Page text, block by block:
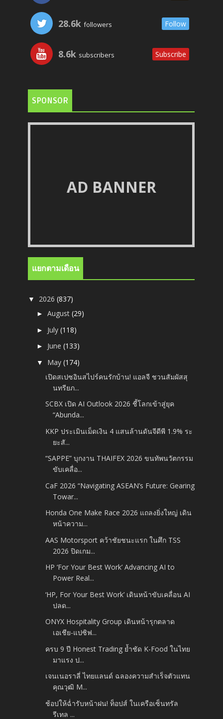
28.6k followers Follow
8.6k subscribers Subscribe
SPONSOR
AD BANNER
แยกตามเดือน
▼ 2026(837)
►August(29)
► July(118)
► June(133)
▼ May(174)
เปิดสเปซอินสไปร์คนรักบ้าน! แอลจี ชวนสัมผัสสุ
นทรียภ...
SCBX เปิด AI Outlook 2026 ชี้โลกเข้าสู่ยุค
“Abunda...
KKP ประเมินเม็ดเงิน 4 แสนล้านดันจีดีพี 1.9% ระ
ยะสั...
“SAPPE” บุกงาน THAIFEX 2026 ขนทัพนวัตกรรม
ขับเคลื่อ...
CaF 2026 “Navigating ASEAN’s Future: Gearing
Towar...
Honda One Make Race 2026 แถลงยิ่งใหญ่ เดิน
หน้าความ...
AAS Motorsport คว้าชัยชนะแรก ในศึก TSS
2026 ปิดเกม...
HP ‘For Your Best Work’ Advancing AI to
Power Real...
‘HP, For Your Best Work’ เดินหน้าขับเคลื่อน AI
ปลด...
ONYX Hospitality Group เดินหน้ารุกตลาด
เอเชีย-แปซิฟ...
ครบ 9 ปี Honest Trading ย้ำชัด K-Food ในไทย
มาแรง ป...
เจนเนอราลี่ ไทยแลนด์ ฉลองความสำเร็จตัวแทน
คุณวุฒิ M...
ช้อปให้ฉ่ำรับหน้าฝน! ท็อปส์ ในเครือเซ็นทรัล
รีเทล ...